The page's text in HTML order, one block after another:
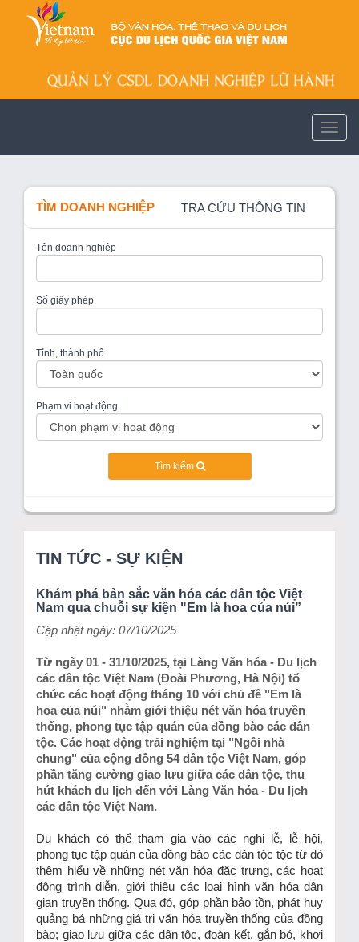
TÌM DOANH NGHIỆP TRA CỨU THÔNG TIN
Tên doanh nghiệp
Số giấy phép
Tỉnh, thành phố
Phạm vi hoạt động
Tìm kiếm
TIN TỨC - SỰ KIỆN
Khám phá bản sắc văn hóa các dân tộc Việt
Nam qua chuỗi sự kiện "Em là hoa của núi”
Cập nhật ngày: 07/10/2025
Từ ngày 01 - 31/10/2025, tại Làng Văn hóa - Du lịch
các dân tộc Việt Nam (Đoài Phương, Hà Nội) tổ
chức các hoạt động tháng 10 với chủ đề "Em là
hoa của núi" nhằm giới thiệu nét văn hóa truyền
thống, phong tục tập quán của đồng bào các dân
tộc. Các hoạt động trải nghiệm tại "Ngôi nhà
chung" của cộng đồng 54 dân tộc Việt Nam, góp
phần tăng cường giao lưu giữa các dân tộc, thu
hút khách du lịch đến với Làng Văn hóa - Du lịch
các dân tộc Việt Nam.
Du khách có thể tham gia vào các nghi lễ, lễ hội,
phong tục tập quán của đồng bào các dân tộc tộc từ đó
thêm hiểu về những nét văn hóa đặc trưng, các hoạt
động trình diễn, giới thiệu các loại hình văn hóa dân
gian truyền thống. Qua đó, góp phần bảo tồn, phát huy
quảng bá những giá trị văn hóa truyền thống của đồng
bào; giao lưu giữa các dân tộc, đoàn kết, gắn bó, khơi